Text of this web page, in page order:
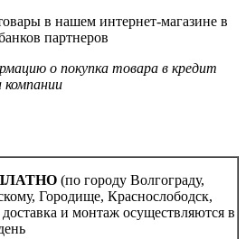
в нашем интернет-магазине в
партнеров
о покупка товара в кредит
(по городу Волгограду,
Городище, Краснослободск,
и монтаж осуществляются в